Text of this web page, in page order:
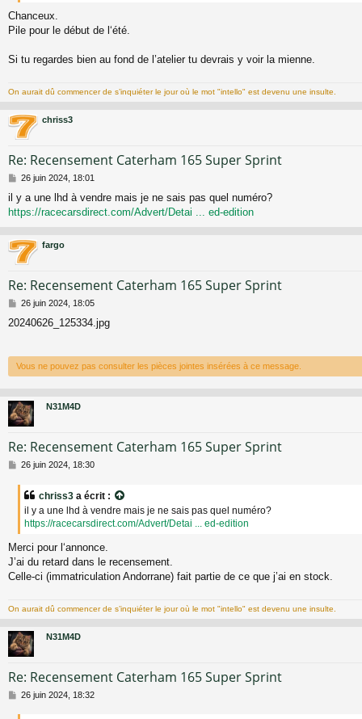
e
Chanceux.
Pile pour le début de l‘été.
Si tu regardes bien au fond de l’atelier tu devrais y voir la mienne.
On aurait dû commencer de s’inquiéter le jour où le mot "intello" est devenu une insulte.
chriss3
Re: Recensement Caterham 165 Super Sprint
M
s
s
g
e
26 juin 2024, 18:01
il y a une lhd à vendre mais je ne sais pas quel numéro?
https://racecarsdirect.com/Advert/Detai ... ed-edition
fargo
Re: Recensement Caterham 165 Super Sprint
M
s
g
e
26 juin 2024, 18:05
20240626_125334.jpg
Vous ne pouvez pas consulter les pièces jointes insérées à ce message.
N31M4D
Re: Recensement Caterham 165 Super Sprint
M
e
26 juin 2024, 18:30
chriss3 a écrit :
il y a une lhd à vendre mais je ne sais pas quel numéro?
https://racecarsdirect.com/Advert/Detai ... ed-edition
Merci pour l‘annonce.
J’ai du retard dans le recensement.
Celle-ci (immatriculation Andorrane) fait partie de ce que j’ai en stock.
On aurait dû commencer de s’inquiéter le jour où le mot "intello" est devenu une insulte.
N31M4D
Re: Recensement Caterham 165 Super Sprint
M
26 juin 2024, 18:32